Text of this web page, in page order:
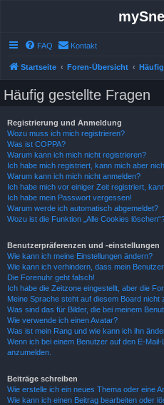
FAQ Kontakt
Startseite Foren-Übersicht
Häufig gestellte Fragen
Registrierung und Anmeldung
Wozu muss ich mich registrieren?
Was ist COPPA?
Warum kann ich mich nicht registrieren?
Ich habe mich registriert, kann mich aber
Warum kann ich mich nicht anmelden?
Ich habe mich vor einiger Zeit registriert,
Ich habe mein Passwort vergessen!
Warum werde ich automatisch abgemeldet?
Wozu ist die Funktion „Alle Cookies
Benutzerpräferenzen und -einstellungen
Wie kann ich meine Einstellungen ändern?
Wie kann ich verhindern, dass mein
Die Forenuhr geht falsch!
Ich habe die Zeitzone eingestellt, aber die
Meine Sprache steht auf diesem Board nicht
Was sind das für Bilder, die bei meinem
Wie verwende ich einen Avatar?
Was ist mein Rang und wie kann ich ihn
Wenn ich bei einem Benutzer auf den E-
anzumelden.
Beiträge schreiben
Wie erstelle ich ein neues Thema oder eine
Wie kann ich einen Beitrag bearbeiten oder